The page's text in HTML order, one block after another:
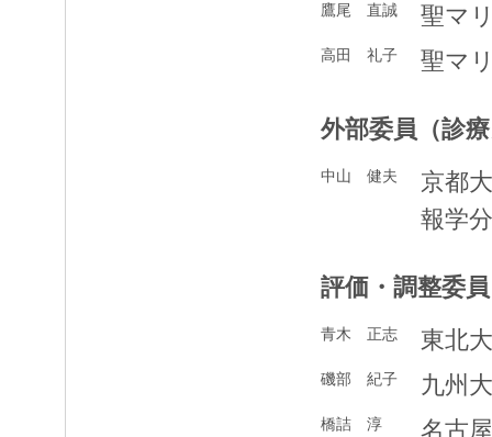
鷹尾 直誠 聖マ
高田 礼子 聖マ
外部委員（診
中山 健夫
京都
報学
評価・調整委員
青木 正志 東北
磯部 紀子 九州
橋詰 淳 名古